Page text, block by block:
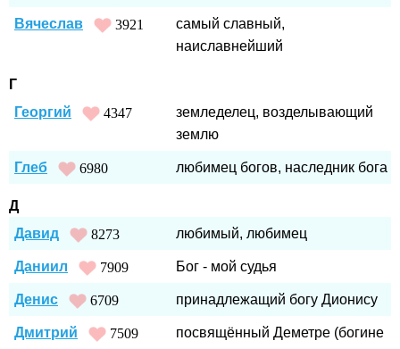
Вячеслав 3921
самый славный,
наиславнейший
Г
Георгий
4347
земледелец, возделывающий
землю
Глеб 6980 любимец богов, наследник бога
Д
Давид
8273 любимый, любимец
Даниил 7909 Бог - мой судья
Денис 6709 принадлежащий богу Дионису
Дмитрий 7509
посвящённый Деметре (богине